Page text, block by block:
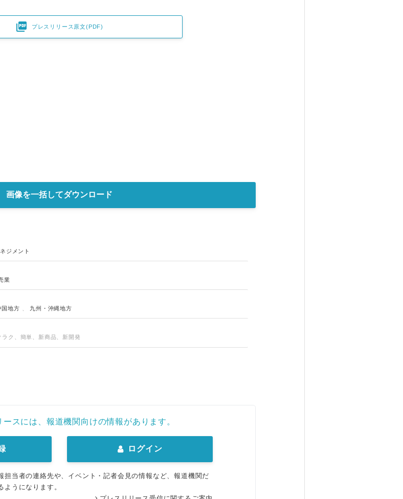
 プレスリリース原文(PDF)
画像を一括してダウンロード
ジメント
業
国地方 九州・沖縄地方
ク、簡単、新商品、新開発
ースには、報道機関向けの情報があります。
ログイン
担当者の連絡先や、イベント・記者会見の情報など、報道機関だ
ようになります。